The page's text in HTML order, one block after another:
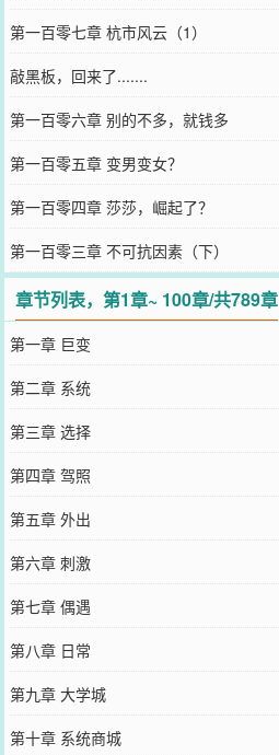
第一百零七章 杭市风云（1）
敲黑板，回来了.......
第一百零六章 别的不多，就钱多
第一百零五章 变男变女？
第一百零四章 莎莎，崛起了？
第一百零三章 不可抗因素（下）
章节列表，第1章~ 100章/共789章
第一章 巨变
第二章 系统
第三章 选择
第四章 驾照
第五章 外出
第六章 刺激
第七章 偶遇
第八章 日常
第九章 大学城
第十章 系统商城